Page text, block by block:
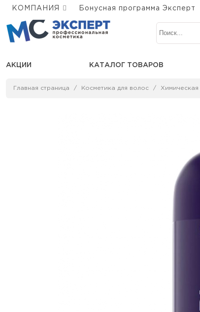
КОМПАНИЯ Бонусная программа Эксперт
АКЦИИ КАТАЛОГ ТОВАРОВ
Главная страница Косметика для волос Химическая